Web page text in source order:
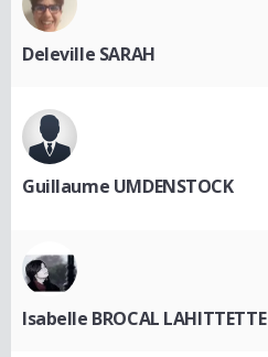
Deleville SARAH
Guillaume UMDENSTOCK
Isabelle BROCAL LAHITTETTE